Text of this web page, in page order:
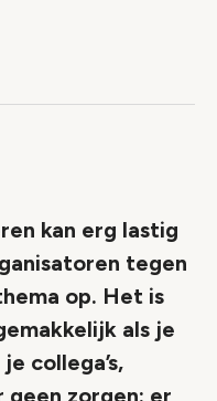
kan erg lastig
tegen
op. Het is
als je
collega’s,
zorgen: er